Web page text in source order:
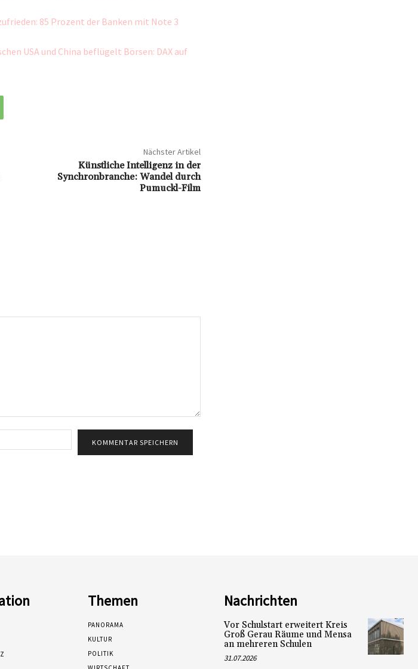
85 Prozent der Banken mit Note 3
USA und China beflügelt Börsen: DAX auf
Nächster Artikel
Künstliche Intelligenz in der
Synchronbranche: Wandel durch
Pumuckl-Film
Mail:*
Themen
PANORAMA
KULTUR
POLITIK
Nachrichten
Vor Schulstart erweitert Kreis
Groß Gerau Räume und Mensa
an mehreren Schulen
31.07.2026